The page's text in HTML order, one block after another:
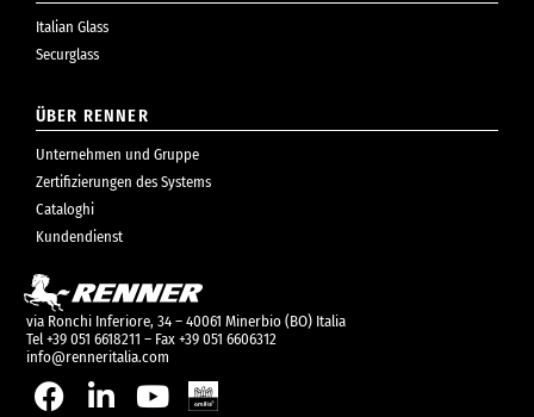
Italian Glass
Securglass
ÜBER RENNER
Unternehmen und Gruppe
Zertifizierungen des Systems
Cataloghi
Kundendienst
via Ronchi Inferiore, 34 – 40061 Minerbio (BO) Italia
Tel +39 051 6618211 – Fax +39 051 6606312
info@renneritalia.com